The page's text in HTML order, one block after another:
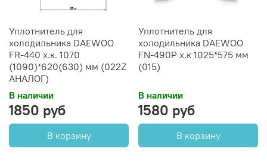
Уплотнитель для
холодильника DAEWOO
FR-440 х.к. 1070
(1090)*620(630) мм (022Z
АНАЛОГ)
В наличии
1850 руб
В корзину
Уплотнитель для
холодильника DAEWOO
FN-490Р х.к 1025*575 мм
(015)
В наличии
1580 руб
В корзину